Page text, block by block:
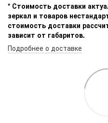
* Стоимость доставки
зеркал и товаров
стоимость доставки
зависит от габаритов.
Подробнее о доставке